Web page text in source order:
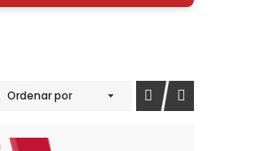
Ordenar por